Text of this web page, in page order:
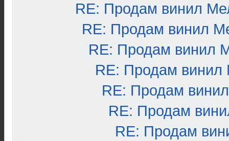
RE: Продам винил
RE: Продам винил
RE: Продам винил
RE: Продам винил
RE: Продам
RE: Продам
RE: Продам